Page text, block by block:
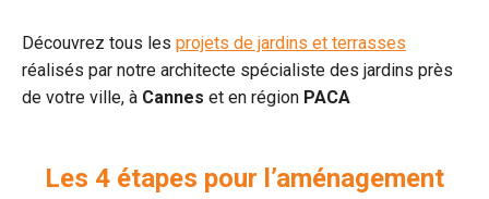
Découvrez tous les projets de jardins et terrasses
réalisés par notre architecte spécialiste des jardins près
de votre ville, à Cannes et en région PACA
Les 4 étapes pour l’aménagement